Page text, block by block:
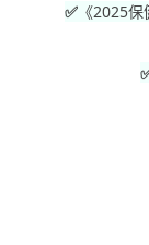
✅ 《2025